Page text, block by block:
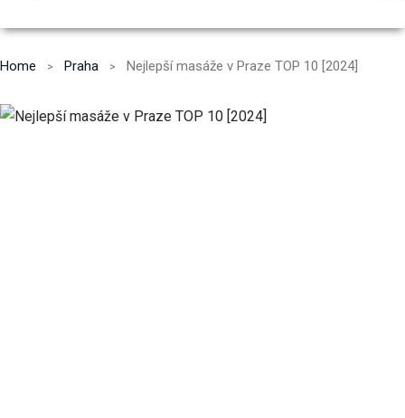
Home Praha Nejlepší masáže v Praze TOP 10 [2024]